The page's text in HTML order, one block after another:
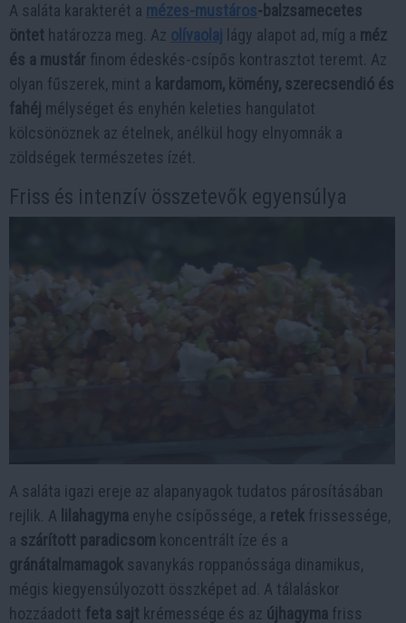
A saláta karakterét a mézes-mustáros-balzsamecetes
öntet határozza meg. Az olívaolaj lágy alapot ad, míg a méz
és a mustár finom édeskés-csípős kontrasztot teremt. Az
olyan fűszerek, mint a kardamom, kömény, szerecsendió és
fahéj mélységet és enyhén keleties hangulatot
kölcsönöznek az ételnek, anélkül hogy elnyomnák a
zöldségek természetes ízét.
Friss és intenzív összetevők egyensúlya
A saláta igazi ereje az alapanyagok tudatos párosításában
rejlik. A
lilahagyma enyhe csípőssége, a retek frissessége,
a szárított paradicsom koncentrált íze és a
gránátalmamagok savanykás roppanóssága dinamikus,
mégis kiegyensúlyozott összképet ad. A tálaláskor
hozzáadott feta sajt krémessége és az újhagyma friss